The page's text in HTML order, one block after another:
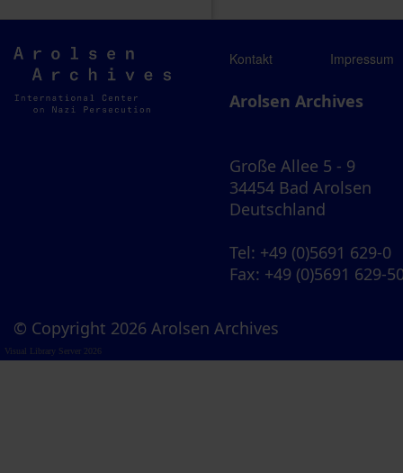
Arolsen
Archives
Kontakt Impressum
Arolsen Archives
Große Allee 5 - 9
34454 Bad Arolsen
Deutschland
Tel: +49 (0)5691 629-0
Fax: +49 (0)5691 629-
© Copyright 2026 Arolsen Archives
Visual Library Server 2026